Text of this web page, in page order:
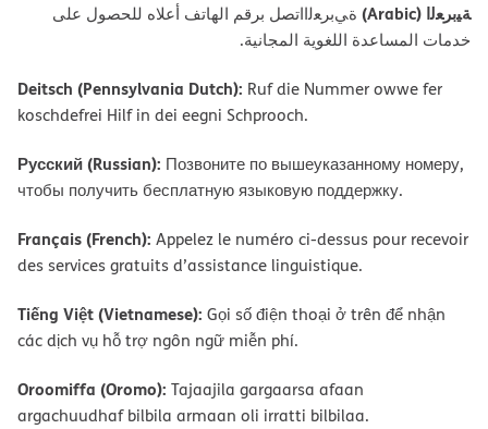
ﺔﯿﺑﺮﻌﻟا (Arabic)
ةﻲﺑﺮﻌﻟااﺗﺼﻞ ﺑﺮﻗﻢ اﻟﮭﺎﺗﻒ أﻋﻼه ﻟﻠﺤﺼﻮل ﻋﻠﻰ
ﺧﺪﻣﺎت اﻟﻤﺴﺎﻋﺪة اﻟﻠﻐﻮﯾﺔ اﻟﻤﺠﺎﻧﯿﺔ.
Deitsch (Pennsylvania Dutch): Ruf die Nummer owwe fer
koschdefrei Hilf in dei eegni Schprooch.
Русский (Russian): Позвоните по вышеуказанному номеру,
чтобы получить бесплатную языковую поддержку.
Français (French): Appelez le numéro ci-dessus pour recevoir
des services gratuits d’assistance linguistique.
Tiếng Việt (Vietnamese): Gọi số điện thoại ở trên để nhận
các dịch vụ hỗ trợ ngôn ngữ miễn phí.
Oroomiffa (Oromo): Tajaajila gargaarsa afaan
argachuudhaf bilbila armaan oli irratti bilbilaa.